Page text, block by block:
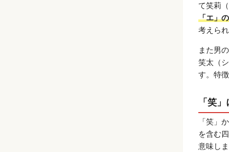
て笑莉
「エ」
考えら
また男
笑太（
す。特
「笑
「笑」
を含む
意味し